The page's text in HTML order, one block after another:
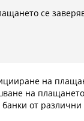
се
на
на
от